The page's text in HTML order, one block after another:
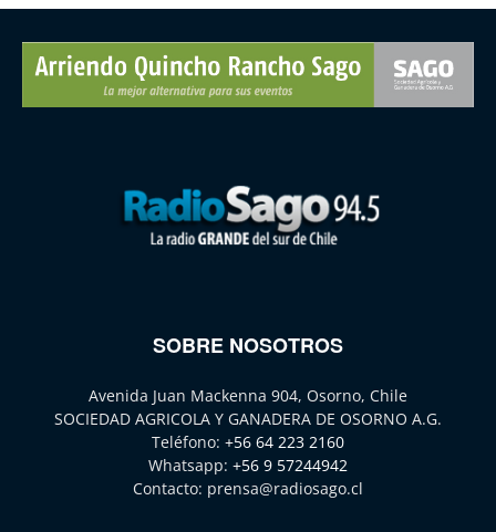
SOBRE NOSOTROS
Avenida Juan Mackenna 904, Osorno, Chile
SOCIEDAD AGRICOLA Y GANADERA DE OSORNO A.G.
Teléfono: +56 64 223 2160
Whatsapp: +56 9 57244942
Contacto: prensa@radiosago.cl